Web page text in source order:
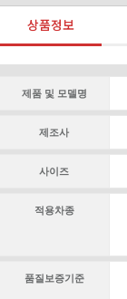
상품정보
제품 및 모델명
제조사
사이즈
적용차종
품질보증기준